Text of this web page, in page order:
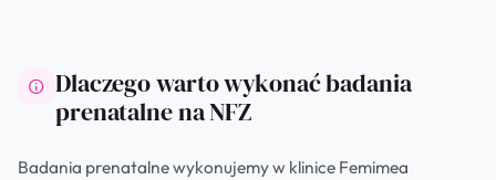
Dlaczego warto wykonać badania
prenatalne na NFZ
Badania prenatalne wykonujemy w klinice Femimea